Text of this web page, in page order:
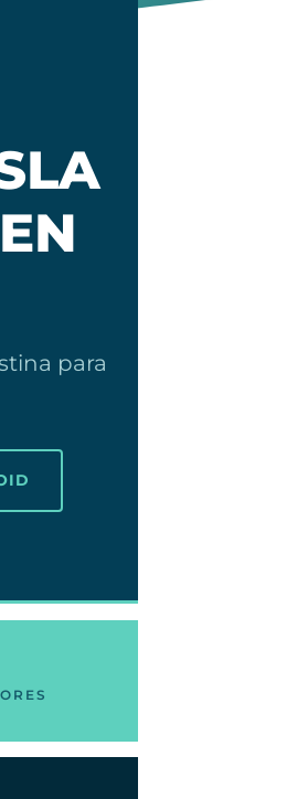
para